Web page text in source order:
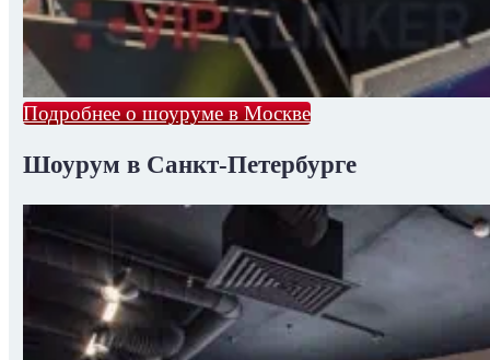
Подробнее о шоуруме в Москве
Шоурум в Санкт-Петербурге